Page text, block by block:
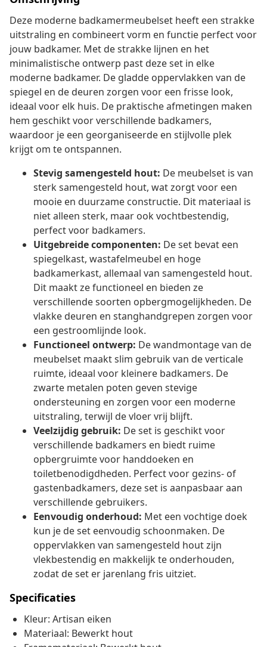
Deze moderne badkamermeubelset heeft een strakke
uitstraling en combineert vorm en functie perfect voor
jouw badkamer. Met de strakke lijnen en het
minimalistische ontwerp past deze set in elke
moderne badkamer. De gladde oppervlakken van de
spiegel en de deuren zorgen voor een frisse look,
ideaal voor elk huis. De praktische afmetingen maken
hem geschikt voor verschillende badkamers,
waardoor je een georganiseerde en stijlvolle plek
krijgt om te ontspannen.
Stevig samengesteld hout: De meubelset is van
sterk samengesteld hout, wat zorgt voor een
mooie en duurzame constructie. Dit materiaal is
niet alleen sterk, maar ook vochtbestendig,
perfect voor badkamers.
Uitgebreide componenten: De set bevat een
spiegelkast, wastafelmeubel en hoge
badkamerkast, allemaal van samengesteld hout.
Dit maakt ze functioneel en bieden ze
verschillende soorten opbergmogelijkheden. De
vlakke deuren en stanghandgrepen zorgen voor
een gestroomlijnde look.
Functioneel ontwerp: De wandmontage van de
meubelset maakt slim gebruik van de verticale
ruimte, ideaal voor kleinere badkamers. De
zwarte metalen poten geven stevige
ondersteuning en zorgen voor een moderne
uitstraling, terwijl de vloer vrij blijft.
Veelzijdig gebruik: De set is geschikt voor
verschillende badkamers en biedt ruime
opbergruimte voor handdoeken en
toiletbenodigdheden. Perfect voor gezins- of
gastenbadkamers, deze set is aanpasbaar aan
verschillende gebruikers.
Eenvoudig onderhoud: Met een vochtige doek
kun je de set eenvoudig schoonmaken. De
oppervlakken van samengesteld hout zijn
vlekbestendig en makkelijk te onderhouden,
zodat de set er jarenlang fris uitziet.
Specificaties
Kleur: Artisan eiken
Materiaal: Bewerkt hout